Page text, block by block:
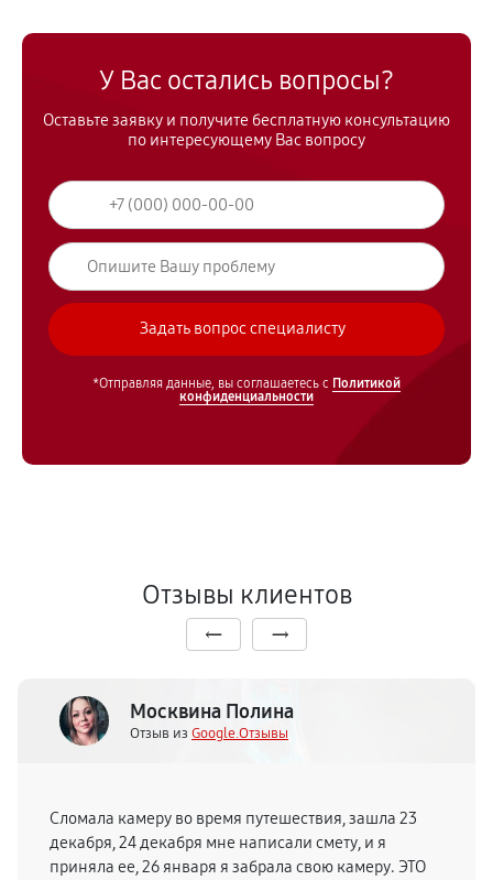
У Вас остались вопросы?
Оставьте заявку и получите бесплатную консультацию
по интересующему Вас вопросу
*Отправляя данные, вы соглашаетесь с Политикой
конфиденциальности
Отзывы клиентов
Москвина Полина
Отзыв из Google.Отзывы
Сломала камеру во время путешествия, зашла 23
декабря, 24 декабря мне написали смету, и я
приняла ее, 26 января я забрала свою камеру. ЭТО